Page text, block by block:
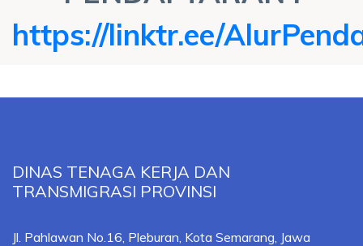
https://linktr.ee/
DINAS TENAGA KERJA DAN
TRANSMIGRASI PROVINSI
Jl. Pahlawan No.16, Pleburan, Kota Semarang, Jawa